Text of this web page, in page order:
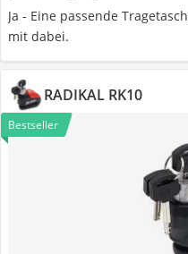
Ja - Eine passende
mit dabei.
RADIKAL RK10
Bestseller